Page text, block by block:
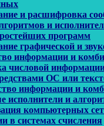
и расшифровка
и
программ
графической и
информации и
числовой
ОС или
информации и
исполнители и
компьютерных
в системах счисления